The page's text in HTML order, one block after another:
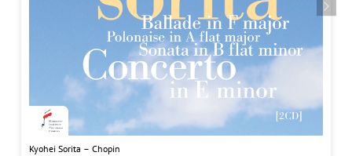
Kyohei Sorita – Chopin